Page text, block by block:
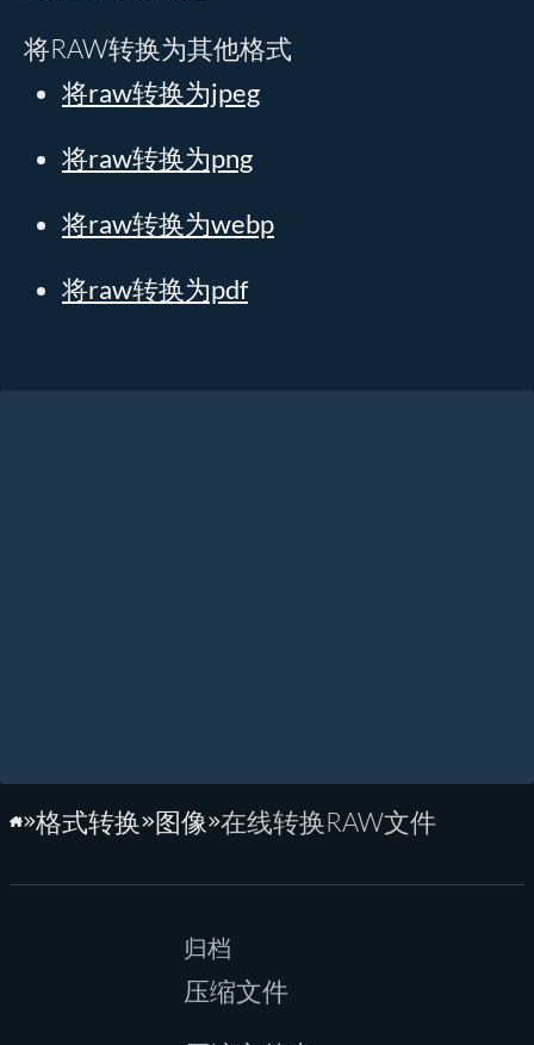
将RAW转换为其他格式
将raw转换为jpeg
将raw转换为png
将raw转换为webp
将raw转换为pdf
主页
格式转换 图像 在线转换RAW文件
归档
压缩文件